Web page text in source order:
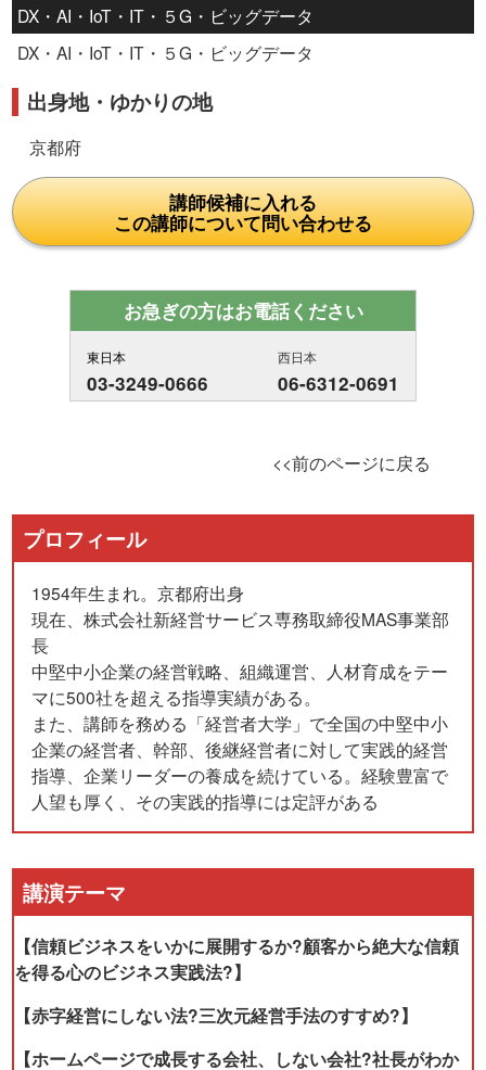
DX・AI・IoT・IT・５G・ビッグデータ
DX・AI・IoT・IT・５G・ビッグデータ
出身地・ゆかりの地
京都府
講師候補に入れる
この講師について問い合わせる
お急ぎの方はお電話ください
東日本
03-3249-0666
西日本
06-6312-0691
<<前のページに戻る
プロフィール
1954年生まれ。京都府出身
現在、株式会社新経営サービス専務取締役MAS事業部
長
中堅中小企業の経営戦略、組織運営、人材育成をテー
マに500社を超える指導実績がある。
また、講師を務める「経営者大学」で全国の中堅中小
企業の経営者、幹部、後継経営者に対して実践的経営
指導、企業リーダーの養成を続けている。経験豊富で
人望も厚く、その実践的指導には定評がある
講演テーマ
【信頼ビジネスをいかに展開するか?顧客から絶大な信頼
を得る心のビジネス実践法?】
【赤字経営にしない法?三次元経営手法のすすめ?】
【ホームページで成長する会社、しない会社?社長がわか